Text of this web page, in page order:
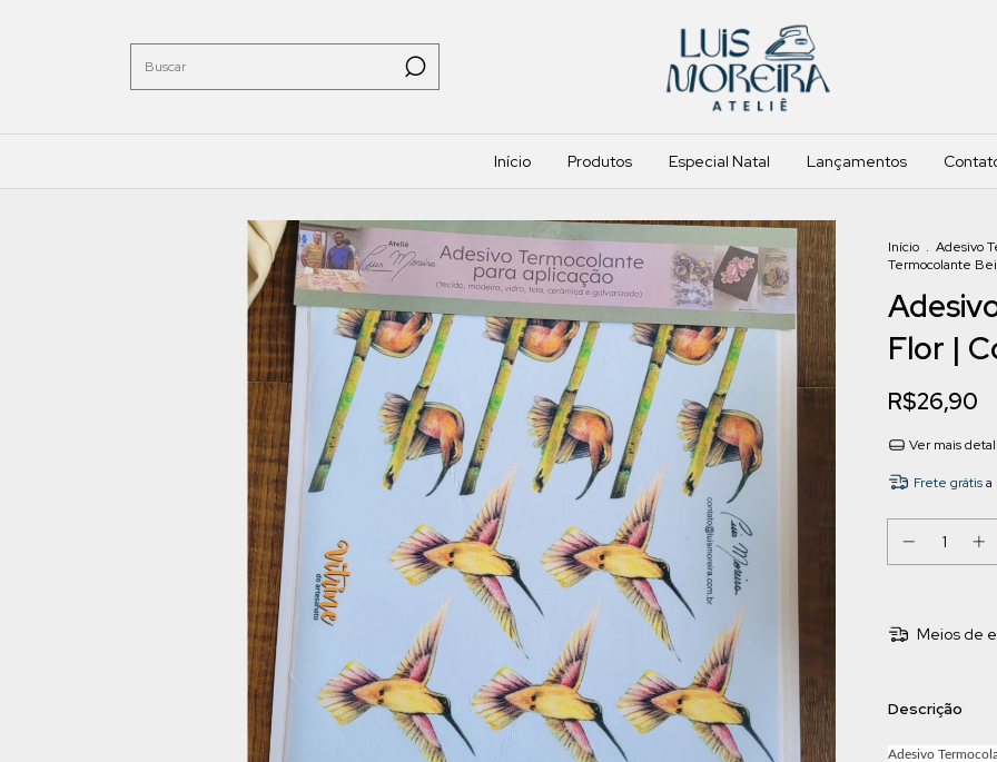
Início Produtos Especial Natal Lançamentos
Início . Adesivo
Termocolante
Flor |
R$26,90
Ver mais
Frete grátis a
Meios de
Descrição
Adesivo